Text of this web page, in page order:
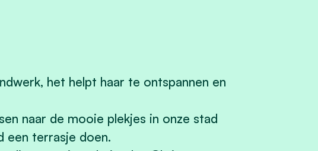
het helpt haar te ontspannen en
naar de mooie plekjes in onze stad
een terrasje doen.